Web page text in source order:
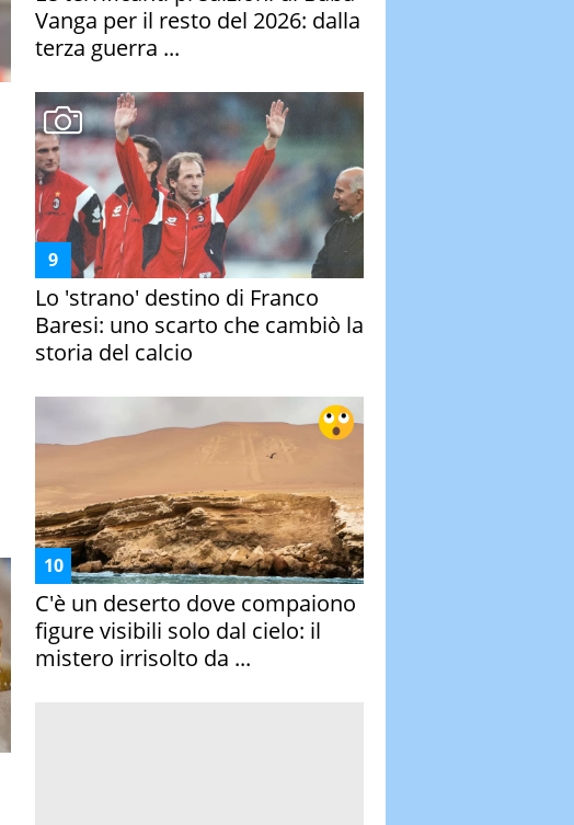
Vanga per il resto del 2026: dalla
terza guerra ...
Lo 'strano' destino di Franco
Baresi: uno scarto che cambiò la
storia del calcio
C'è un deserto dove compaiono
figure visibili solo dal cielo: il
mistero irrisolto da ...